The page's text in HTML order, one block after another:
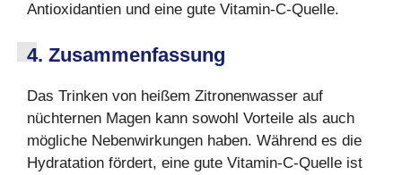
Antioxidantien und eine gute Vitamin-C-Quelle.
4. Zusammenfassung
Das Trinken von heißem Zitronenwasser auf
nüchternen Magen kann sowohl Vorteile als auch
mögliche Nebenwirkungen haben. Während es die
Hydratation fördert, eine gute Vitamin-C-Quelle ist